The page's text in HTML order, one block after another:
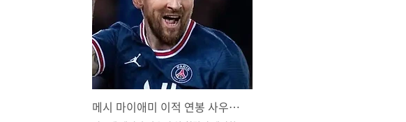
메시 마이애미 이적 연봉 사우디 정보